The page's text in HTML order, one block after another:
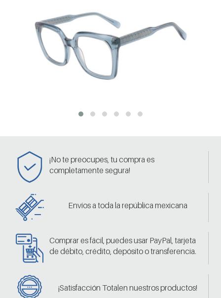
¡No te preocupes, tu compra es
completamente segura!
Envíos a toda la república mexicana
Comprar es fácil, puedes usar PayPal, tarjeta
de débito, crédito, depósito o transferencia.
¡Satisfacción Totalen nuestros productos!